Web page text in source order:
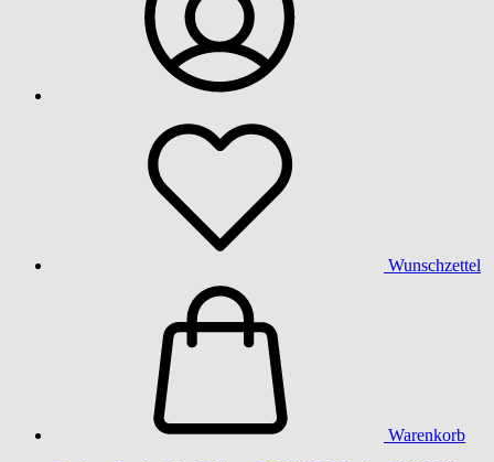
Wunschzettel
Warenkorb